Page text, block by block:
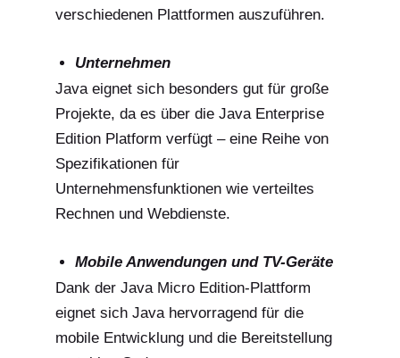
verschiedenen Plattformen auszuführen.
Unternehmen
Java eignet sich besonders gut für große
Projekte, da es über die Java Enterprise
Edition Platform verfügt – eine Reihe von
Spezifikationen für
Unternehmensfunktionen wie verteiltes
Rechnen und Webdienste.
Mobile Anwendungen und TV-Geräte
Dank der Java Micro Edition-Plattform
eignet sich Java hervorragend für die
mobile Entwicklung und die Bereitstellung